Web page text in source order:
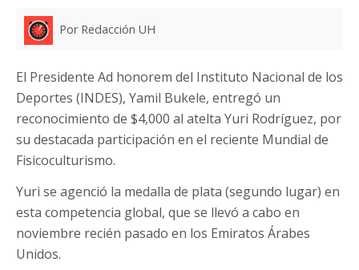
Por Redacción UH
El Presidente Ad honorem del Instituto Nacional de los
Deportes (INDES), Yamil Bukele, entregó un
reconocimiento de $4,000 al atelta Yuri Rodríguez, por
su destacada participación en el reciente Mundial de
Fisicoculturismo.
Yuri se agenció la medalla de plata (segundo lugar) en
esta competencia global, que se llevó a cabo en
noviembre recién pasado en los Emiratos Árabes
Unidos.